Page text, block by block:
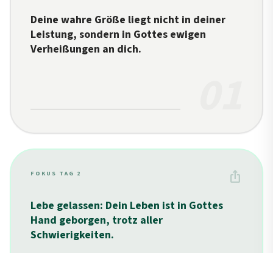
Deine wahre Größe liegt nicht in deiner
Leistung, sondern in Gottes ewigen
Verheißungen an dich.
FOKUS TAG 2 ios_share
Lebe gelassen: Dein Leben ist in Gottes
Hand geborgen, trotz aller
Schwierigkeiten.